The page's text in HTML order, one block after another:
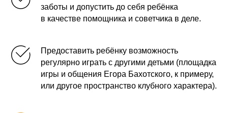
заботы и допустить до себя ребёнка
в качестве помощника и советчика в деле.
Предоставить ребёнку возможность
регулярно играть с другими детьми (площадка
игры и общения Егора Бахотского, к примеру,
или другое пространство клубного характера).